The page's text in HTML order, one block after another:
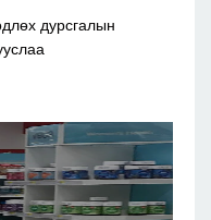
дурсгалын